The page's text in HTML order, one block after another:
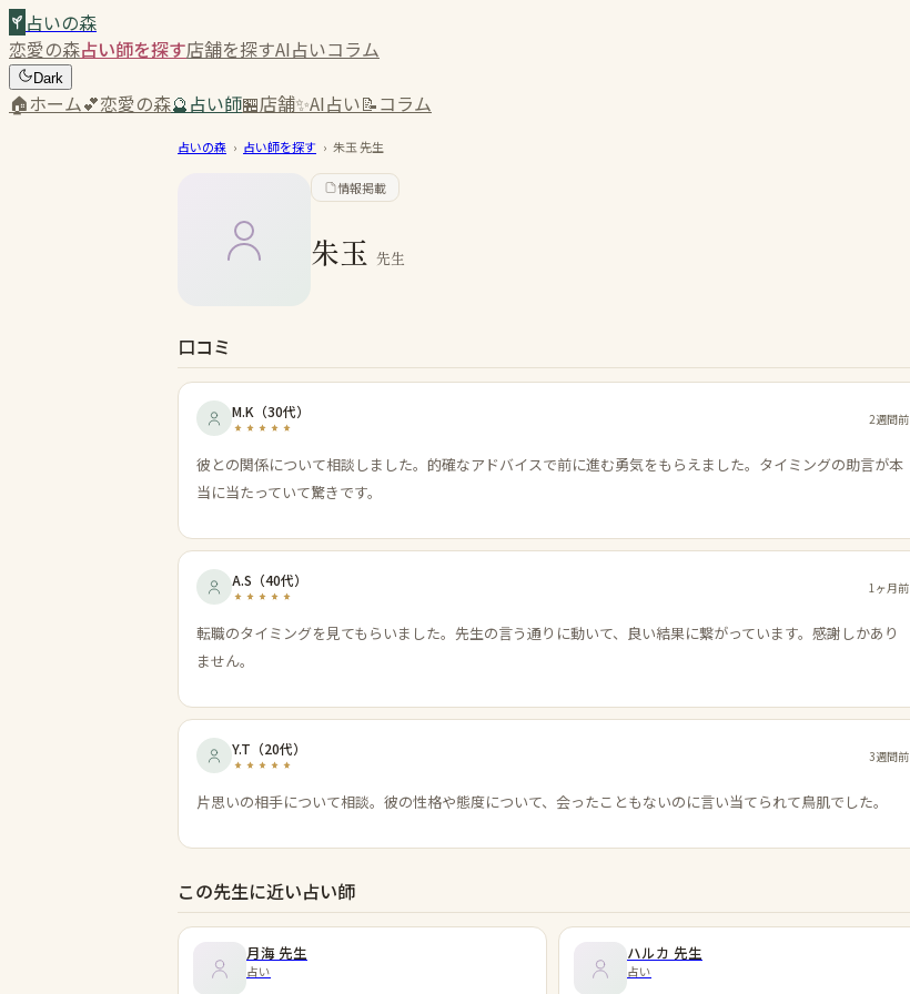
占いの森
恋愛の森占い師を探す店舗を探すAI占いコラム
Dark
🏠ホーム💕恋愛の森🔮占い師🏪店舗✨AI占い📝コラム
占いの森 › 占い師を探す › 朱玉先生
情報掲載
朱玉 先生
口コミ
M.K （30代） 2週間前
彼との関係について相談しました。的確なアドバイスで前に進む勇気をもらえました。タイミングの助言が本
当に当たっていて驚きです。
A.S （40代） 1ヶ月前
転職のタイミングを見てもらいました。先生の言う通りに動いて、良い結果に繋がっています。感謝しかあり
ません。
Y.T （20代） 3週間前
片思いの相手について相談。彼の性格や態度について、会ったこともないのに言い当てられて鳥肌でした。
この先生に近い占い師
月海 先生
占い
ハルカ 先生
占い